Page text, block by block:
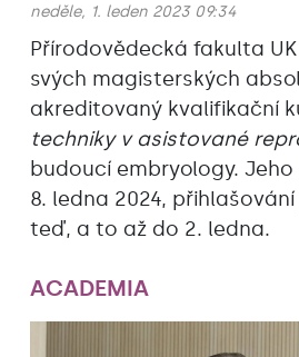
neděle, 1. leden 2023 09:34
Přírodovědecká fakulta
svých magisterských
akreditovaný kvalifikační
techniky v asistované
budoucí embryology.
8. ledna 2024,
teď, a to až do 2. ledna.
ACADEMIA